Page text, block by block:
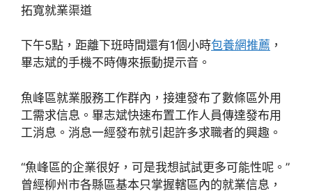
拓寬就業渠道
下午5點，距離下班時間還有1個小時包養網推薦 ，
畢志斌的手機不時傳來振動提示音。
魚峰區就業服務工作群內，接連發布了數條區外用
工需求信息。畢志斌快速布置工作人員傳達發布用
工消息。消息一經發布就引起許多求職者的興趣。
“魚峰區的企業很好，可是我想試試更多可能性呢。”
曾經柳州市各縣區基本只掌握轄區內的就業信息，